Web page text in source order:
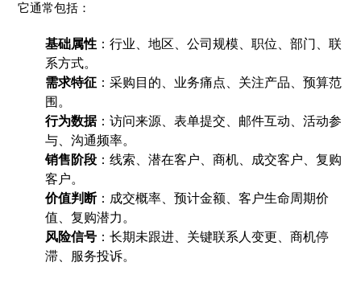
它通常包括：
基础属性 ：行业、地区、公司规模、职位、部门、联
系方式。
需求特征 ：采购目的、业务痛点、关注产品、预算范
围。
行为数据：访问来源、表单提交、邮件互动、活动参
与、沟通频率。
销售阶段 ：线索、潜在客户、商机、成交客户、复购
客户。
价值判断：成交概率、预计金额、客户生命周期价
值、复购潜力。
风险信号 ：长期未跟进、关键联系人变更、商机停
滞、服务投诉。